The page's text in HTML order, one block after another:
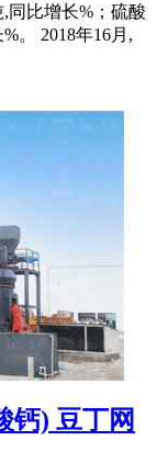
同比增长%；硫酸
。 2018年16月,
钙) 豆丁网